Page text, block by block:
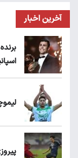
آخرین اخبار